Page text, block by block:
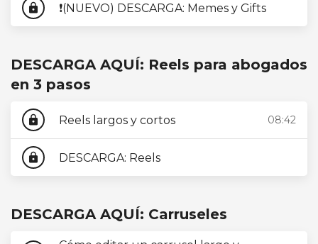
lock ❗(NUEVO) DESCARGA: Memes y Gifts
DESCARGA AQUÍ: Reels para abogados
en 3 pasos
lock Reels largos y cortos 08:42
lock DESCARGA: Reels
DESCARGA AQUÍ: Carruseles